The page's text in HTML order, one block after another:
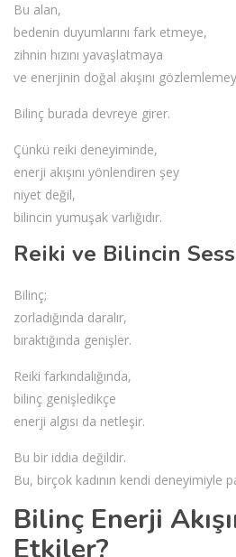
Bu alan,
bedenin duyumlarını fark etmeye,
zihnin hızını yavaşlatmaya
ve enerjinin doğal akışını
Bilinç burada devreye girer.
Çünkü reiki deneyiminde,
enerji akışını yönlendiren şey
niyet değil,
bilincin yumuşak varlığıdır.
Reiki ve Bilincin
Bilinç;
zorladığında daralır,
bıraktığında genişler.
Reiki farkındalığında,
bilinç genişledikçe
enerji algısı da netleşir.
Bu bir iddia değildir.
Bu, birçok kadının kendi deneyimiyle
Bilinç Enerji
Etkiler?